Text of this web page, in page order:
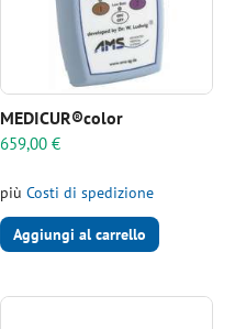
MEDICUR®color
659,00 €
più Costi di spedizione
Aggiungi al carrello